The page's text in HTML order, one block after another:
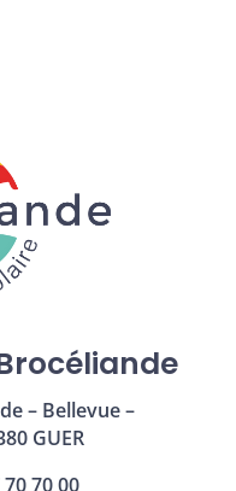
– Bellevue –
GUER
70 00